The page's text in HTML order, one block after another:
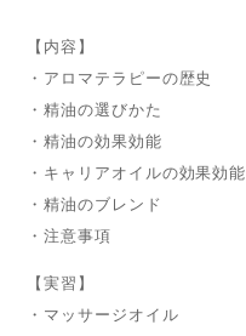
【内容】
・アロマテラピーの歴史
・精油の選びかた
・精油の効果効能
・キャリアオイルの効果効能
・精油のブレンド
・注意事項
【実習】
・マッサージオイル